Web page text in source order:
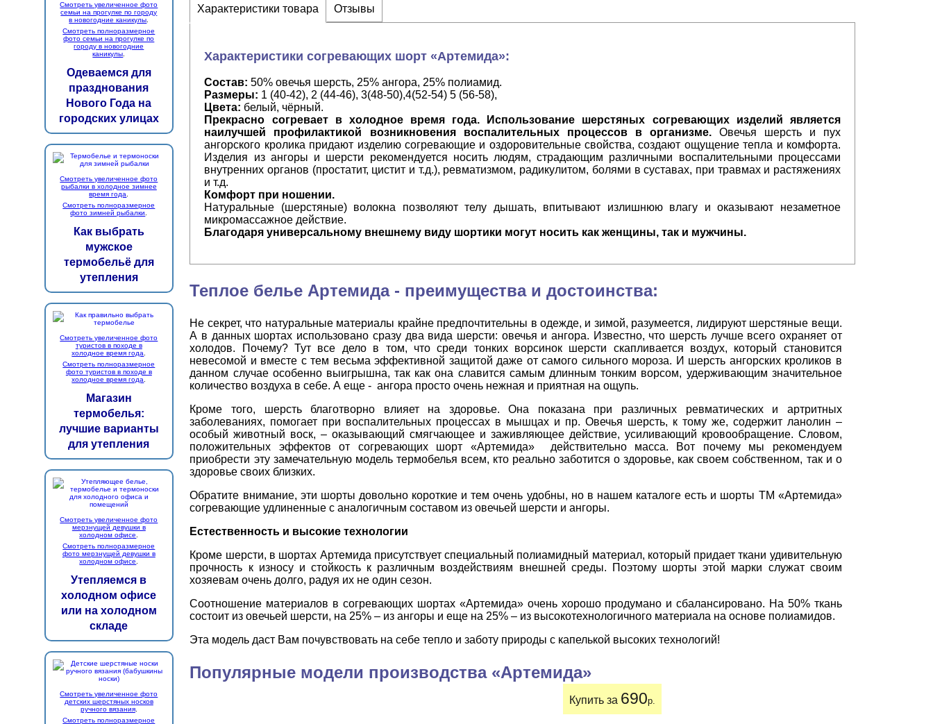
Характеристики товара Отзывы
Характеристики согревающих шорт «Артемида»:
Состав: 50% овечья шерсть, 25% ангора, 25% полиамид.
Размеры: 1 (40-42), 2 (44-46), 3(48-50),4(52-54) 5 (56-58),
Цвета: белый, чёрный.
Прекрасно согревает в холодное время года. Использование шерстяных согревающих изделий является
наилучшей профилактикой возникновения воспалительных процессов в организме.Овечья шерсть и пух
ангорского кролика придают изделию согревающие и оздоровительные свойства, создают ощущение тепла и комфорта.
Изделия из ангоры и шерсти рекомендуется носить людям, страдающим различными воспалительными процессами
внутренних органов (простатит, цистит и т.д.), ревматизмом, радикулитом, болями в суставах, при травмах и растяжениях
и т.д.
Комфорт при ношении.
Натуральные (шерстяные) волокна позволяют телу дышать, впитывают излишнюю влагу и оказывают незаметное
микромассажное действие.
Благодаря универсальному внешнему виду шортики могут носить как женщины, так и мужчины.
Теплое белье Артемида - преимущества и достоинства:
Не секрет, что натуральные материалы крайне предпочтительны в одежде, и зимой, разумеется, лидируют шерстяные вещи.
А в данных шортах использовано сразу два вида шерсти: овечья и ангора. Известно, что шерсть лучше всего охраняет от
холодов. Почему? Тут все дело в том, что среди тонких ворсинок шерсти скапливается воздух, который становится
невесомой и вместе с тем весьма эффективной защитой даже от самого сильного мороза. И шерсть ангорских кроликов в
данном случае особенно выигрышна, так как она славится самым длинным тонким ворсом, удерживающим значительное
количество воздуха в себе. А еще - ангора просто очень нежная и приятная на ощупь.
Кроме того, шерсть благотворно влияет на здоровье. Она показана при различных ревматических и артритных
заболеваниях, помогает при воспалительных процессах в мышцах и пр. Овечья шерсть, к тому же, содержит ланолин –
особый животный воск, – оказывающий смягчающее и заживляющее действие, усиливающий кровообращение. Словом,
положительных эффектов от согревающих шорт «Артемида» действительно масса. Вот почему мы рекомендуем
приобрести эту замечательную модель термобелья всем, кто реально заботится о здоровье, как своем собственном, так и о
здоровье своих близких.
Обратите внимание, эти шорты довольно короткие и тем очень удобны, но в нашем каталоге есть и шорты ТМ «Артемида»
согревающие удлиненные с аналогичным составом из овечьей шерсти и ангоры.
Естественность и высокие технологии
Кроме шерсти, в шортах Артемида присутствует специальный полиамидный материал, который придает ткани удивительную
прочность к износу и стойкость к различным воздействиям внешней среды. Поэтому шорты этой марки служат своим
хозяевам очень долго, радуя их не один сезон.
Соотношение материалов в согревающих шортах «Артемида» очень хорошо продумано и сбалансировано. На 50% ткань
состоит из овечьей шерсти, на 25% – из ангоры и еще на 25% – из высокотехнологичного материала на основе полиамидов.
Эта модель даст Вам почувствовать на себе тепло и заботу природы с капелькой высоких технологий!
Популярные модели производства «Артемида»
Купить за 690р.
Смотреть увеличенное фото
семьи на прогулке по городу
в новогодние каникулы.
Смотреть полноразмерное
фото семьи на прогулке по
городу в новогодние
каникулы.
Одеваемся для
празднования
Нового Года на
городских улицах
Смотреть увеличенное фото
рыбалки в холодное зимнее
время года.
Смотреть полноразмерное
фото зимней рыбалки.
Как выбрать
мужское
термобельё для
утепления
Смотреть увеличенное фото
туристов в походе в
холодное время года.
Смотреть полноразмерное
фото туристов в походе в
холодное время года.
Магазин
термобелья:
лучшие варианты
для утепления
Смотреть увеличенное фото
мерзнущей девушки в
холодном офисе.
Смотреть полноразмерное
фото мерзнущей девушки в
холодном офисе.
Утепляемся в
холодном офисе
или на холодном
складе
Смотреть увеличенное фото
детских шерстяных носков
ручного вязания.
Смотреть полноразмерное